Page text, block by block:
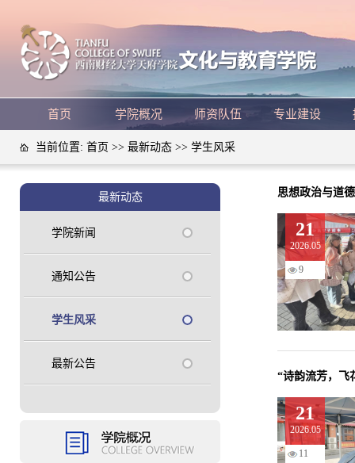
首页 学院概况 师资队伍 专业建设
当前位置: 首页 >> 最新动态 >> 学生风采
最新动态
学院新闻
通知公告
学生风采
最新公告
思想政治与道
21
2026.05
9
“诗韵流芳，飞
21
2026.05
11